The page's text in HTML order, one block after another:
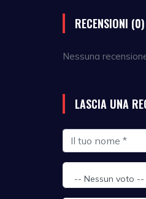
RECENSIONI (0)
Nessuna
LASCIA UNA
-- Nessun voto --